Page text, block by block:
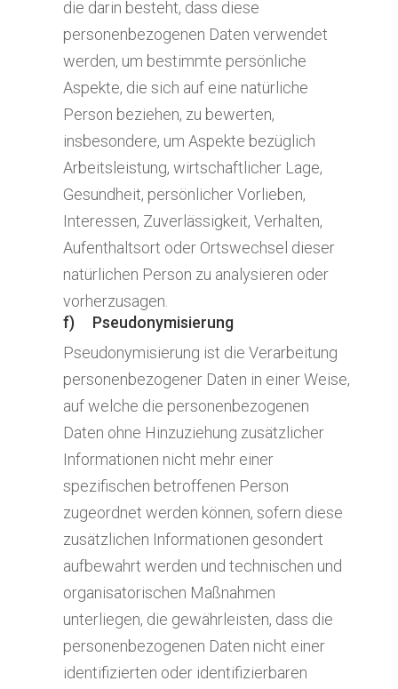
die darin besteht, dass diese
personenbezogenen Daten verwendet
werden, um bestimmte persönliche
Aspekte, die sich auf eine natürliche
Person beziehen, zu bewerten,
insbesondere, um Aspekte bezüglich
Arbeitsleistung, wirtschaftlicher Lage,
Gesundheit, persönlicher Vorlieben,
Interessen, Zuverlässigkeit, Verhalten,
Aufenthaltsort oder Ortswechsel dieser
natürlichen Person zu analysieren oder
vorherzusagen.
f) Pseudonymisierung
Pseudonymisierung ist die Verarbeitung
personenbezogener Daten in einer Weise,
auf welche die personenbezogenen
Daten ohne Hinzuziehung zusätzlicher
Informationen nicht mehr einer
spezifischen betroffenen Person
zugeordnet werden können, sofern diese
zusätzlichen Informationen gesondert
aufbewahrt werden und technischen und
organisatorischen Maßnahmen
unterliegen, die gewährleisten, dass die
personenbezogenen Daten nicht einer
identifizierten oder identifizierbaren